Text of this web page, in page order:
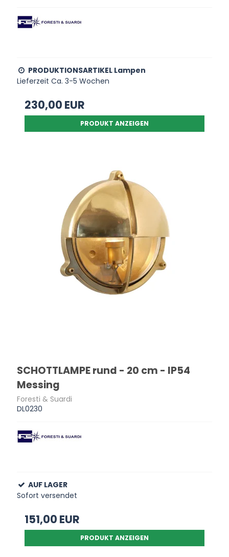
PRODUKTIONSARTIKEL Lampen
Lieferzeit Ca. 3-5 Wochen
230,00 EUR
PRODUKT ANZEIGEN
SCHOTTLAMPE rund - 20 cm - IP54
Messing
Foresti & Suardi
DL0230
AUF LAGER
Sofort versendet
151,00 EUR
PRODUKT ANZEIGEN